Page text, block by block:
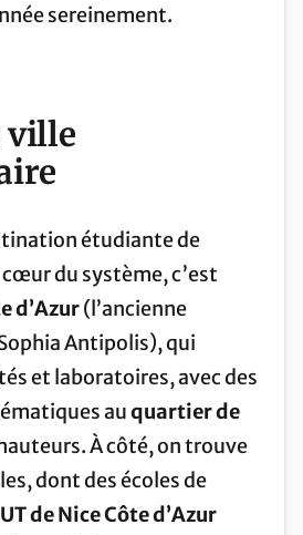
sereinement.
ville
étudiante de
du système, c’est
d’Azur(l’ancienne
Antipolis), qui
et laboratoires, avec des
auquartier de
À côté, on trouve
dont des écoles de
de Nice Côte d’Azur